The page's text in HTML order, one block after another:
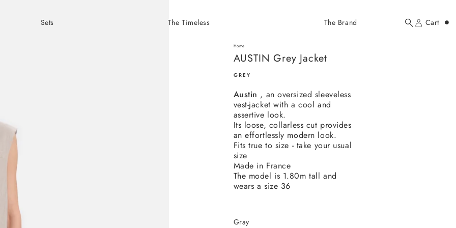
Sets The Timeless The Brand
Search
Account
Cart
Home
AUSTIN Grey Jacket
GREY
Austin , an oversized sleeveless
vest-jacket with a cool and
assertive look.
Its loose, collarless cut provides
an effortlessly modern look.
Fits true to size - take your usual
size
Made in France
The model is 1.80m tall and
wears a size 36
gray
$238.00 USD